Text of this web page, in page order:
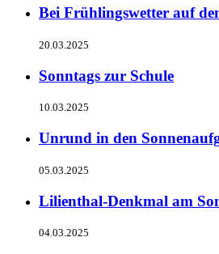
Bei Frühlingswetter auf
20.03.2025
Sonntags zur Schule
10.03.2025
Unrund in den
05.03.2025
Lilienthal-Denkmal am
04.03.2025